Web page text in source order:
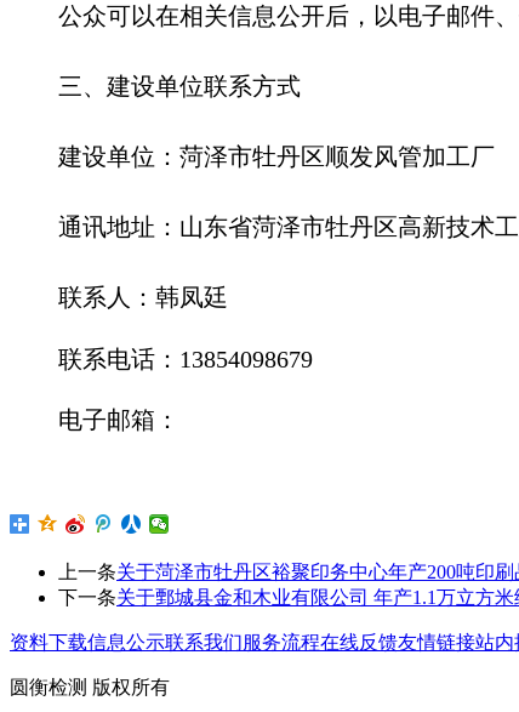
公众可以在相关信息公开后，以电子邮件
三、建设单位联系方式
建设单位：菏泽市牡丹区顺发风管加工厂
通讯地址：山东省菏泽市牡丹区高新技术
联系人：韩凤廷
联系电话：13854098679
电子邮箱：
上一条关于菏泽市牡丹区裕聚印务中心年产200吨印
下一条关于鄄城县金和木业有限公司 年产1.1万立方
资料下载信息公示联系我们服务流程在线反馈友情链接站内
圆衡检测 版权所有